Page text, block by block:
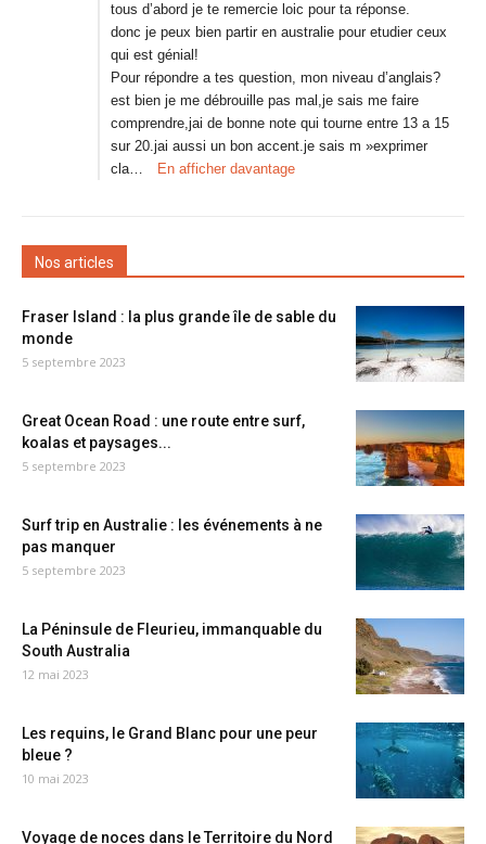
tous d’abord je te remercie loic pour ta réponse.
donc je peux bien partir en australie pour etudier ceux
qui est génial!
Pour répondre a tes question, mon niveau d’anglais?
est bien je me débrouille pas mal,je sais me faire
comprendre,jai de bonne note qui tourne entre 13 a 15
sur 20.jai aussi un bon accent.je sais m »exprimer
cla…
En afficher davantage
Nos articles
Fraser Island : la plus grande île de sable du
monde
5 septembre 2023
Great Ocean Road : une route entre surf,
koalas et paysages...
5 septembre 2023
Surf trip en Australie : les événements à ne
pas manquer
5 septembre 2023
La Péninsule de Fleurieu, immanquable du
South Australia
12 mai 2023
Les requins, le Grand Blanc pour une peur
bleue ?
10 mai 2023
Voyage de noces dans le Territoire du Nord